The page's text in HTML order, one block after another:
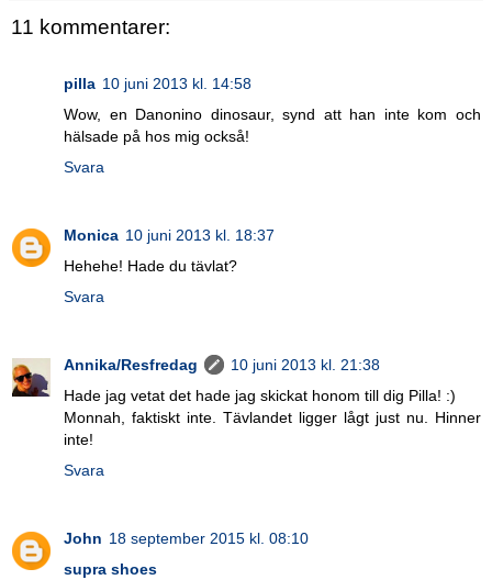
11 kommentarer:
pilla 10 juni 2013 kl. 14:58
Wow, en Danonino dinosaur, synd att han inte kom och
hälsade på hos mig också!
Svara
Monica 10 juni 2013 kl. 18:37
Hehehe! Hade du tävlat?
Svara
Annika/Resfredag
10 juni 2013 kl. 21:38
Hade jag vetat det hade jag skickat honom till dig Pilla! :)
Monnah, faktiskt inte. Tävlandet ligger lågt just nu. Hinner
inte!
Svara
John 18 september 2015 kl. 08:10
supra shoes